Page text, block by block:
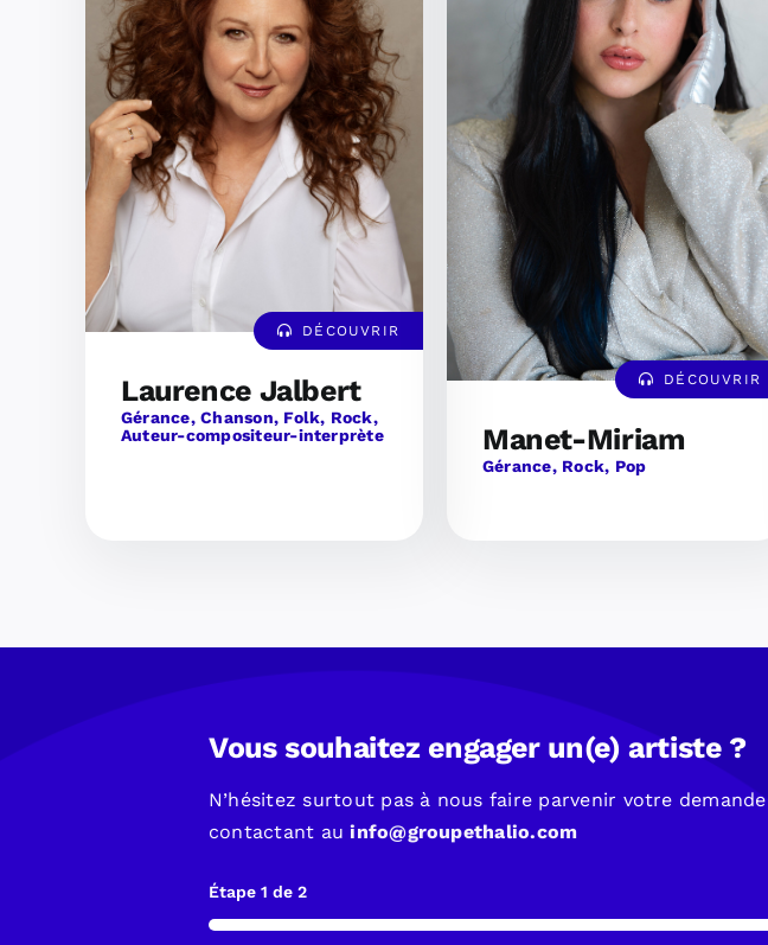
DÉCOUVRIR
Laurence Jalbert
Gérance, Chanson, Folk, Rock,
Auteur-compositeur-interprète
DÉCOUVRIR
Manet-Miriam
Gérance, Rock, Pop
Vous souhaitez engager un(e) artiste ?
N’hésitez surtout pas à nous faire parvenir votre
contactant auinfo@groupethalio.com
Étape 1 de 2
50%